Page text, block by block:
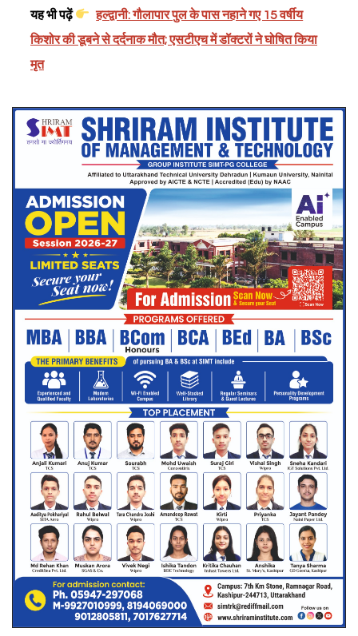
यह भी पढ़ें
हल्द्वानी: गौलापार पुल के पास नहाने गए 15 वर्षीय
किशोर की डूबने से दर्दनाक मौत; एसटीएच में डॉक्टरों ने घोषित किया
मृत